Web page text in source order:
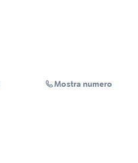
Mostra numero